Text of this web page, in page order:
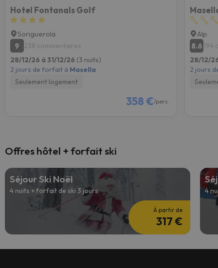
Hotel Fontanals Golf
Soriguerola
9
238 commentaires
28/12/26 à 31/12/26 (3 nuits)
2 jours de forfait à Masella
Seulement logement
358 €/pers.
Alp
8.6 194
28/12/
2 jours
Offres hôtel + forfait ski
Séjour Ski Noël
4 nuits + forfait de ski 3 jours
À partir de
317 €
4